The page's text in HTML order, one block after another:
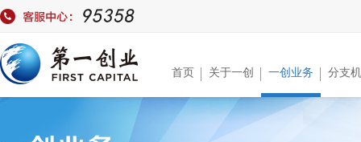
首页 关于一创 一创业务 分支